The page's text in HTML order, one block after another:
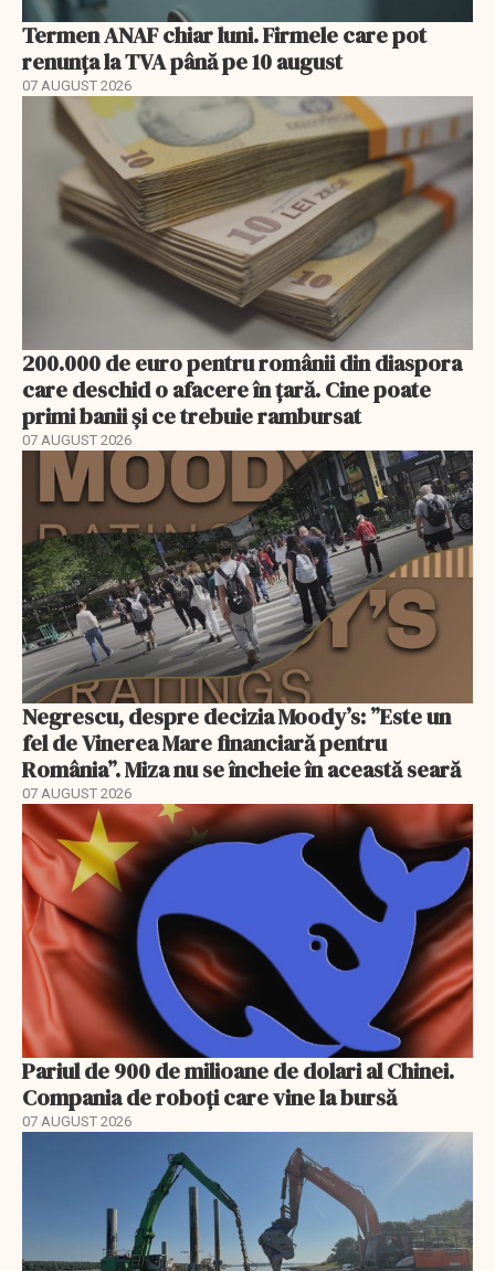
Termen ANAF chiar luni. Firmele care pot
renunța la TVA până pe 10 august
07 AUGUST 2026
200.000 de euro pentru românii din diaspora
care deschid o afacere în țară. Cine poate
primi banii și ce trebuie rambursat
07 AUGUST 2026
Negrescu, despre decizia Moody’s: ”Este un
fel de Vinerea Mare financiară pentru
România”. Miza nu se încheie în această seară
07 AUGUST 2026
Pariul de 900 de milioane de dolari al Chinei.
Compania de roboți care vine la bursă
07 AUGUST 2026